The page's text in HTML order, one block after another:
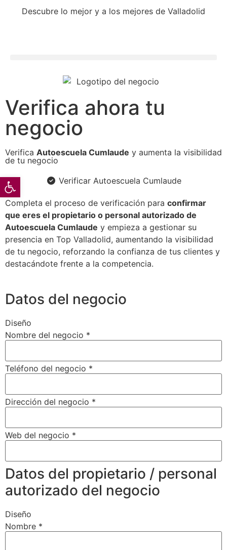
Descubre lo mejor y a los mejores de Valladolid
Verifica ahora tu
negocio
Verifica Autoescuela Cumlaude y aumenta la visibilidad
de tu negocio
Verificar Autoescuela Cumlaude
Completa el proceso de verificación para confirmar
que eres el propietario o personal autorizado de
Autoescuela Cumlaude y empieza a gestionar su
presencia en Top Valladolid, aumentando la visibilidad
de tu negocio, reforzando la confianza de tus clientes y
destacándote frente a la competencia.
Datos del negocio
Diseño
Nombre del negocio *
Teléfono del negocio *
Dirección del negocio *
Web del negocio *
Datos del propietario / personal
autorizado del negocio
Diseño
Nombre *
Abrir barra de herramientas